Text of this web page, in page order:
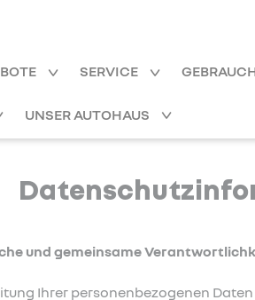
SERVICE
UNSER AUTOHAUS
und gemeinsame
Ihrer personenbezogenen